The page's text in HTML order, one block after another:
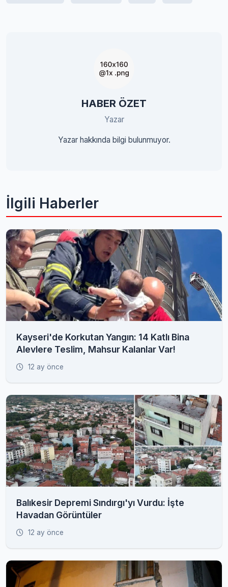
HABER ÖZET
Yazar
Yazar hakkında bilgi bulunmuyor.
İlgili Haberler
Kayseri'de Korkutan Yangın: 14 Katlı Bina
Alevlere Teslim, Mahsur Kalanlar Var!
12 ay önce
Balıkesir Depremi Sındırgı'yı Vurdu: İşte
Havadan Görüntüler
12 ay önce